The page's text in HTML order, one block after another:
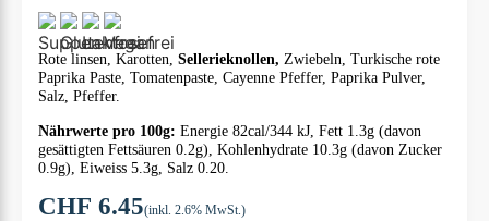
Rote linsen, Karotten, Sellerieknollen, Zwiebeln, Turkische rote
Paprika Paste, Tomatenpaste, Cayenne Pfeffer, Paprika Pulver,
Salz, Pfeffer.
Nährwerte pro 100g: Energie 82cal/344 kJ, Fett 1.3g (davon
gesättigten Fettsäuren 0.2g), Kohlenhydrate 10.3g (davon Zucker
0.9g), Eiweiss 5.3g, Salz 0.20.
CHF 6.45(inkl. 2.6% MwSt.)